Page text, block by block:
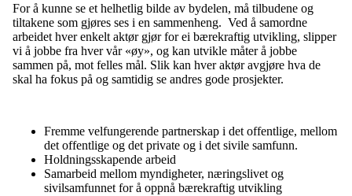
For å kunne se et helhetlig bilde av bydelen, må tilbudene og
tiltakene som gjøres ses i en sammenheng. Ved å samordne
arbeidet hver enkelt aktør gjør for ei bærekraftig utvikling, slipper
vi å jobbe fra hver vår «øy», og kan utvikle måter å jobbe
sammen på, mot felles mål. Slik kan hver aktør avgjøre hva de
skal ha fokus på og samtidig se andres gode prosjekter.
Fremme velfungerende partnerskap i det offentlige, mellom
det offentlige og det private og i det sivile samfunn.
Holdningsskapende arbeid
Samarbeid mellom myndigheter, næringslivet og
sivilsamfunnet for å oppnå bærekraftig utvikling